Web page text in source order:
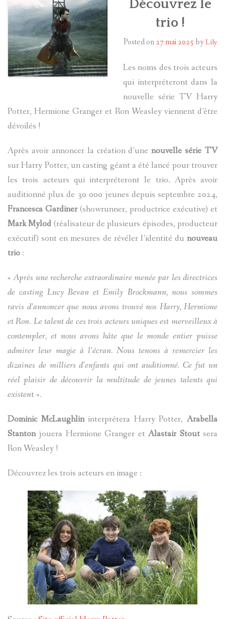
HARRY POTTER
LES ACTEURS
J.K. ROWLING
A PROPOS
Découvrez le
trio !
Posted on27 mai 2025by Lily
Les noms des trois acteurs
qui interpréteront dans la
nouvelle série TV Harry
Potter, Hermione Granger et Ron Weasley viennent d’être
dévoilés !
Après avoir annoncer la création d’unenouvelle série TV
sur Harry Potter, un casting géant a été lancé pour trouver
les trois acteurs qui interpréteront le trio. Après avoir
auditionné plus de 30 000 jeunes depuis septembre 2024,
Francesca Gardiner(showrunner, productrice exécutive) et
Mark Mylod (réalisateur de plusieurs épisodes, producteur
exécutif) sont en mesures de révéler l’identité du nouveau
trio :
«Après une recherche extraordinaire menée par les directrices
de casting Lucy Bevan et Emily Brockmann, nous sommes
ravis d’annoncer que nous avons trouvé nos Harry, Hermione
et Ron. Le talent de ces trois acteurs uniques est merveilleux à
contempler, et nous avons hâte que le monde entier puisse
admirer leur magie à l’écran. Nous tenons à remercier les
dizaines de milliers d’enfants qui ont auditionné. Ce fut un
réel plaisir de découvrir la multitude de jeunes talents qui
existent ».
Dominic McLaughlin interprétera Harry Potter,Arabella
Stantonjouera Hermione Granger etAlastair Stoutsera
Ron Weasley !
Découvrez les trois acteurs en image :